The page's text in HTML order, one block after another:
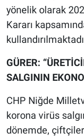
yönelik olarak
Kararı
GÜRER:
SALGININ
CHP Niğde
korona virüs
dönemde,